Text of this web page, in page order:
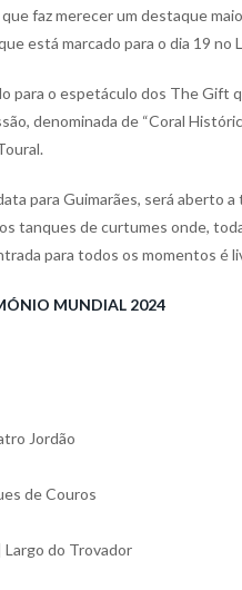
faz merecer um destaque
está marcado para o dia 19 no
para o espetáculo dos The Gift
denominada de “Coral
para Guimarães, será aberto
tanques de curtumes onde,
para todos os momentos é
MUNDIAL 2024
Jordão
de Couros
Largo do Trovador